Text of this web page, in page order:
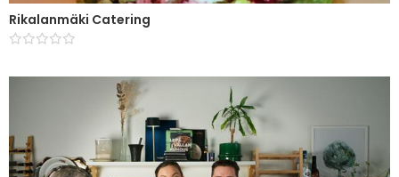
Rikalanmäki Catering